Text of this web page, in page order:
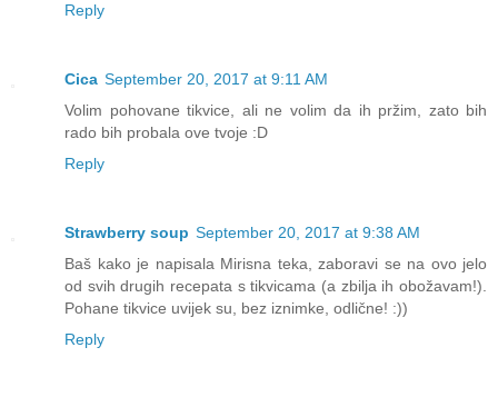
Reply
Cica September 20, 2017 at 9:11 AM
Volim pohovane tikvice, ali ne volim da ih pržim, zato bih
rado bih probala ove tvoje :D
Reply
Strawberry soup September 20, 2017 at 9:38 AM
Baš kako je napisala Mirisna teka, zaboravi se na ovo jelo
od svih drugih recepata s tikvicama (a zbilja ih obožavam!).
Pohane tikvice uvijek su, bez iznimke, odlične! :))
Reply